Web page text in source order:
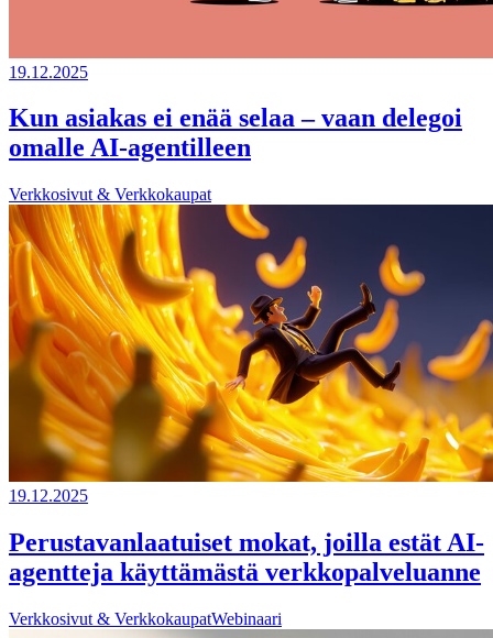
19.12.2025
Kun asiakas ei enää selaa – vaan delegoi
omalle AI-agentilleen
Verkkosivut & Verkkokaupat
19.12.2025
Perustavanlaatuiset mokat, joilla estät AI-
agentteja käyttämästä verkkopalveluanne
Verkkosivut & VerkkokaupatWebinaari